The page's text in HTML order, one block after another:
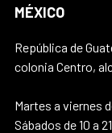
MÉXICO
República de
colonia Centro,
Martes a viernes
Sábados de 10 a